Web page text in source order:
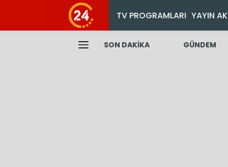
TV PROGRAMLARI YAYIN
SON DAKİKA GÜNDEM